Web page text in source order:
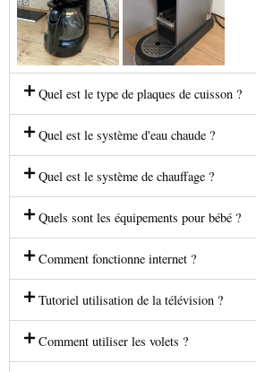
Quel est le type de plaques de cuisson ?
Quel est le système d'eau chaude ?
Quel est le système de chauffage ?
Quels sont les équipements pour bébé ?
Comment fonctionne internet ?
Tutoriel utilisation de la télévision ?
Comment utiliser les volets ?